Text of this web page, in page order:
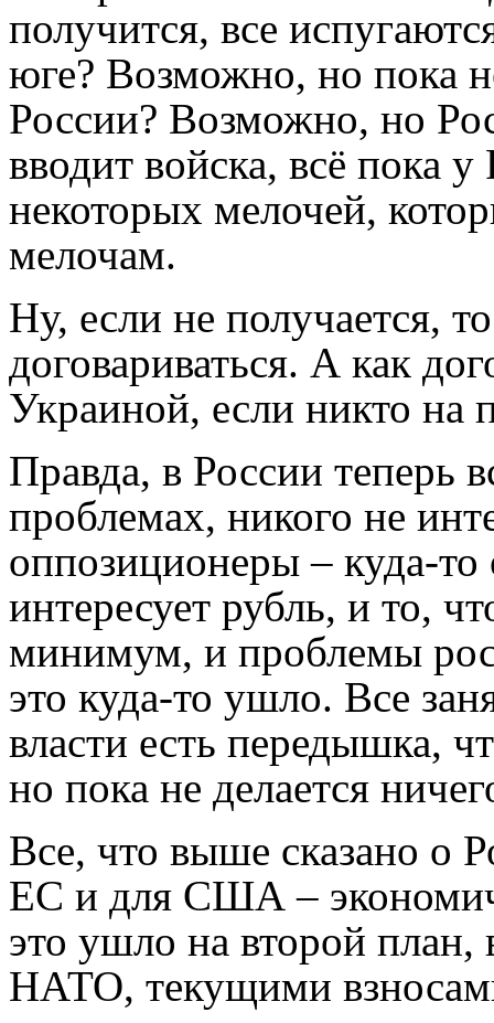
получится, все
юге? Возможно, но пока
России? Возможно, но
вводит войска, всё пока
некоторых мелочей,
мелочам.
Ну, если не получается,
договариваться. А как
Украиной, если никто на
Правда, в России теперь
проблемах, никого не
оппозиционеры – куда-то
интересует рубль, и то,
минимум, и проблемы
это куда-то ушло. Все
власти есть передышка,
но пока не делается
Все, что выше сказано о
ЕС и для США –
это ушло на второй план,
НАТО, текущими